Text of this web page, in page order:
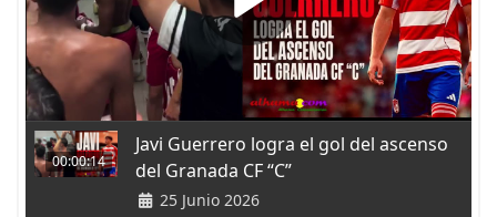
00:00:14
Javi Guerrero logra el gol del ascenso
del Granada CF “C”
25 Junio 2026